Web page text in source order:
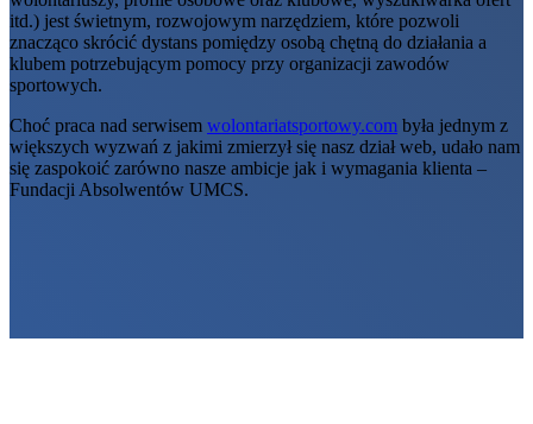
itd.) jest świetnym, rozwojowym narzędziem, które pozwoli
znacząco skrócić dystans pomiędzy osobą chętną do działania a
klubem potrzebującym pomocy przy organizacji zawodów
sportowych.
Choć praca nad serwisem wolontariatsportowy.com była jednym z
większych wyzwań z jakimi zmierzył się nasz dział web, udało nam
się zaspokoić zarówno nasze ambicje jak i wymagania klienta –
Fundacji Absolwentów UMCS.